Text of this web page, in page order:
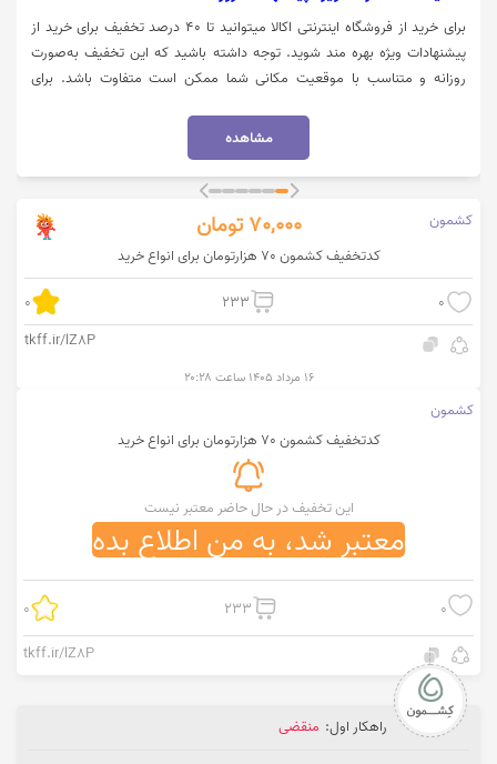
برای خرید از فروشگاه اینترنتی اکالا میتوانید تا 40 درصد تخفیف برای خرید از
پیشنهادات ویژه بهره مند شوید. توجه داشته باشید که این تخفیف به‌صورت
روزانه و متناسب با موقعیت مکانی شما ممکن است متفاوت باشد. برای
مشاهده
کشمون 70,000 تومان
کدتخفیف کشمون 70 هزارتومان برای انواع خرید
0
233
0
tkff.ir/lZ8P
۱۶ مرداد ۱۴۰۵ ساعت ۲۰:۲۸
کشمون
کدتخفیف کشمون 70 هزارتومان برای انواع خرید
این تخفیف در حال حاضر معتبر نیست
معتبر شد، به من اطلاع بده
0
233
0
tkff.ir/lZ8P
راهکار اول: منقضی